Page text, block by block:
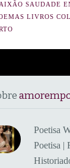
SAUDADE
LIVROS
Poetisa
Poetisa |